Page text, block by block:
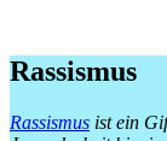
Rassismus
Rassismus ist ein